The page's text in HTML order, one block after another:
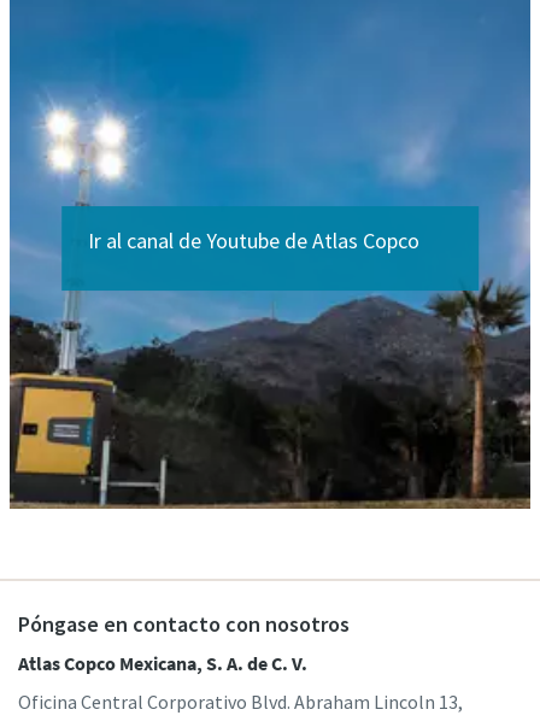
Ir al canal de Youtube de Atlas Copco
Póngase en contacto con nosotros
Atlas Copco Mexicana, S. A. de C. V.
Oficina Central Corporativo Blvd. Abraham Lincoln 13,